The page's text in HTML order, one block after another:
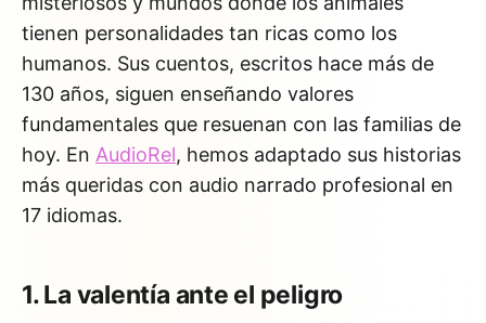
tienen personalidades tan ricas como los
humanos. Sus cuentos, escritos hace más de
130 años, siguen enseñando valores
fundamentales que resuenan con las familias de
hoy. En AudioRel, hemos adaptado sus historias
más queridas con audio narrado profesional en
17 idiomas.
1. La valentía ante el peligro